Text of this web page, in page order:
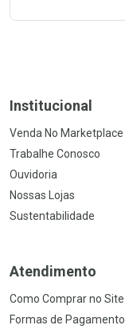
Institucional
Venda No Marketplace
Trabalhe Conosco
Ouvidoria
Nossas Lojas
Sustentabilidade
Atendimento
Como Comprar no Site
Formas de Pagamento